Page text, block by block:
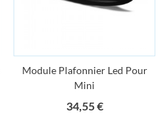
Module Plafonnier Led Pour
Mini
34,55 €Prix